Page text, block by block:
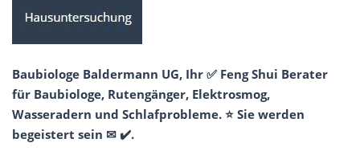
Baubiologe Baldermann UG, Ihr ✅ Feng Shui Berater
für Baubiologe, Rutengänger, Elektrosmog,
Wasseradern und Schlafprobleme. ⭐ Sie werden
begeistert sein ✉ ✔️.